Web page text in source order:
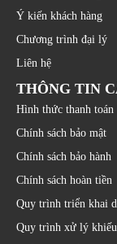
Ý kiến khách hàng
Chương trình đại lý
Liên hệ
THÔNG TIN
Hình thức thanh toán
Chính sách bảo mật
Chính sách bảo hành
Chính sách hoàn tiền
Quy trình triển khai
Quy trình xử lý